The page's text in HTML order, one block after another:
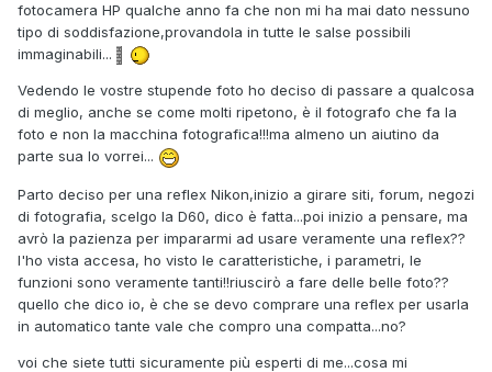
fotocamera HP qualche anno fa che non mi ha mai dato nessuno
tipo di soddisfazione,provandola in tutte le salse possibili
immaginabili...
Vedendo le vostre stupende foto ho deciso di passare a qualcosa
di meglio, anche se come molti ripetono, è il fotografo che fa la
foto e non la macchina fotografica!!!ma almeno un aiutino da
parte sua lo vorrei...
Parto deciso per una reflex Nikon,inizio a girare siti, forum, negozi
di fotografia, scelgo la D60, dico è fatta...poi inizio a pensare, ma
avrò la pazienza per impararmi ad usare veramente una reflex??
l'ho vista accesa, ho visto le caratteristiche, i parametri, le
funzioni sono veramente tanti!!riuscirò a fare delle belle foto??
quello che dico io, è che se devo comprare una reflex per usarla
in automatico tante vale che compro una compatta...no?
voi che siete tutti sicuramente più esperti di me...cosa mi